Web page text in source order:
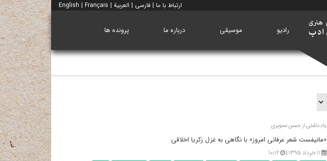
ارتباط با ما | فارسی | العربية |
English | Français
رادیو موسیقی درباره ما پرونده ها
یادداشتی از حسن صنوبری
«مانیفست شعر عرفانی امروز» با نگاهی به غزل زکریا اخلاقی
۱۱ خرداد ۱۳۹۵ | ۱۰:۱۲